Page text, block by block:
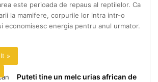
este perioada de repaus al reptilelor. Ca
la mamifere, corpurile lor intra intr-o
economisesc energia pentru anul urmator.
»
Puteti tine un melc urias african de